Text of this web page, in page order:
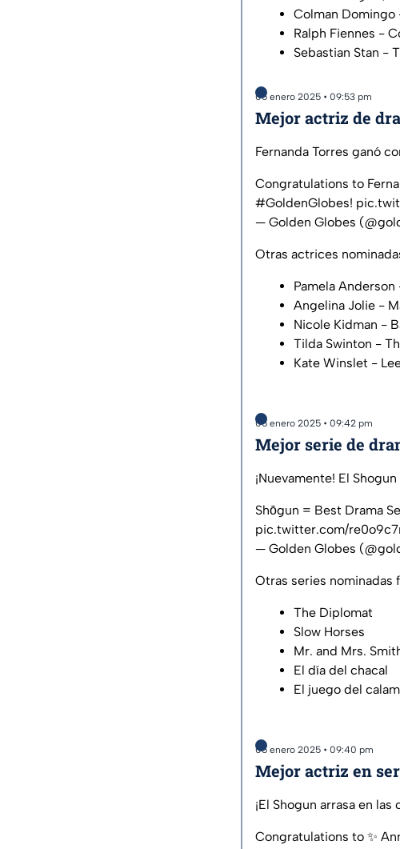
Colman Domingo
Ralph Fiennes -
Sebastian Stan -
05 enero 2025 • 09:53 pm
Mejor actriz de
Fernanda Torres ganó
Congratulations to
#GoldenGlobes!
— Golden Globes
Otras actrices
Pamela
Angelina Jolie -
Nicole Kidman -
Tilda Swinton -
Kate Winslet -
05 enero 2025 • 09:42 pm
Mejor serie de
¡Nuevamente! El
Shōgun = Best Drama
pic.twitter.com/
— Golden Globes
Otras series nominadas
The Diplomat
Slow Horses
Mr. and Mrs.
El día del chacal
El juego del
05 enero 2025 • 09:40 pm
Mejor actriz en
¡El Shogun arrasa en
Congratulations to ✨